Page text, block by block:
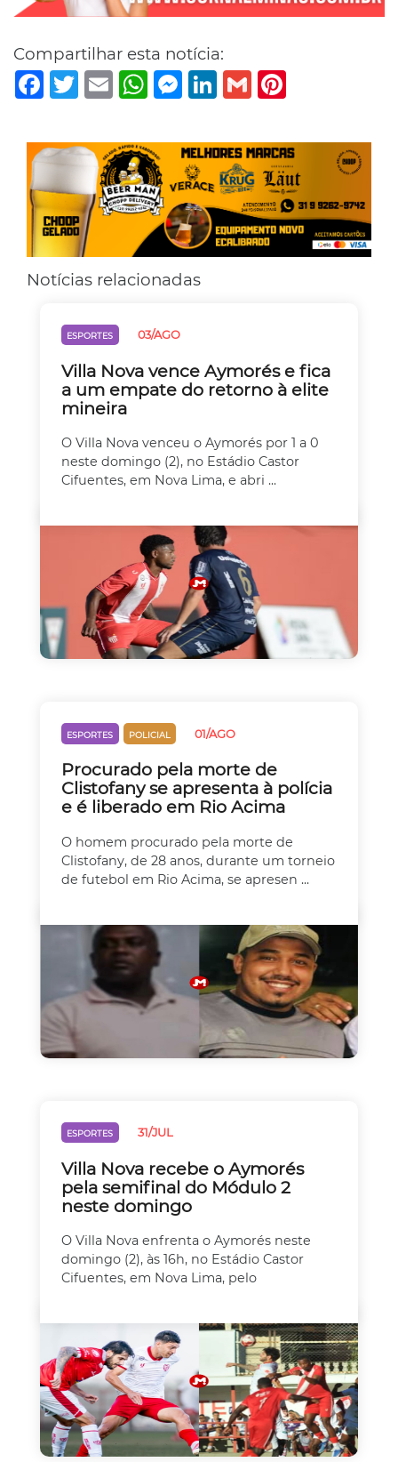
Compartilhar esta notícia:
Facebook
TwitterEmail WhatsAppMessenger
LinkedIn
Gmail
Notícias relacionadas
ESPORTES 03/AGO
Villa Nova vence Aymorés e fica
a um empate do retorno à elite
mineira
O Villa Nova venceu o Aymorés por 1 a 0
neste domingo (2), no Estádio Castor
Cifuentes, em Nova Lima, e abri ...
ESPORTES POLICIAL 01/AGO
Procurado pela morte de
Clistofany se apresenta à polícia
e é liberado em Rio Acima
O homem procurado pela morte de
Clistofany, de 28 anos, durante um torneio
de futebol em Rio Acima, se apresen ...
ESPORTES 31/JUL
Villa Nova recebe o Aymorés
pela semifinal do Módulo 2
neste domingo
O Villa Nova enfrenta o Aymorés neste
domingo (2), às 16h, no Estádio Castor
Cifuentes, em Nova Lima, pelo